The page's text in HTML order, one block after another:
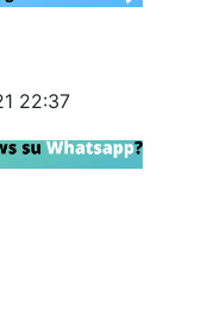
22:37